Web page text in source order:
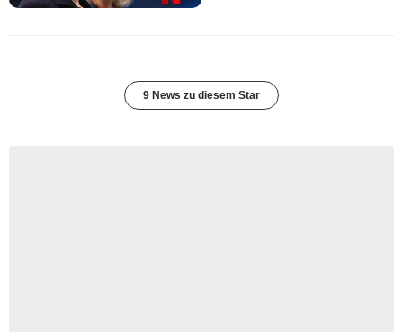
9 News zu diesem Star